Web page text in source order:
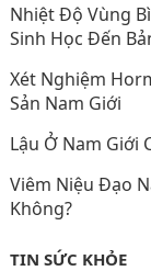
Nhiệt Độ Vùng
Sinh Học Đến
Xét Nghiệm
Sản Nam Giới
Lậu Ở Nam Giới
Viêm Niệu Đạo
Không?
TIN SỨC KHỎE